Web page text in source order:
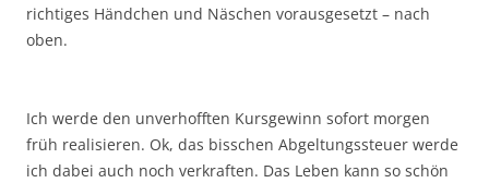
richtiges Händchen und Näschen vorausgesetzt – nach
oben.
Ich werde den unverhofften Kursgewinn sofort morgen
früh realisieren. Ok, das bisschen Abgeltungssteuer werde
ich dabei auch noch verkraften. Das Leben kann so schön